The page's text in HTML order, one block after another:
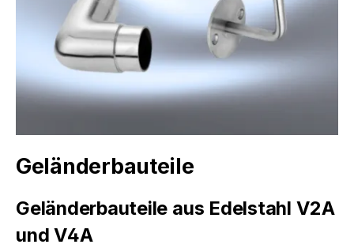
Geländerbauteile
Geländerbauteile aus Edelstahl V2A
und V4A